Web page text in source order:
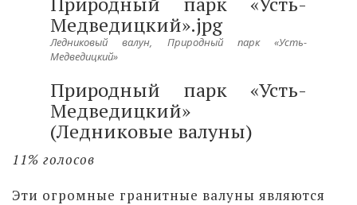
Ледниковый валун, Природный парк «Усть-
Медведицкий»
Природный парк «Усть-
Медведицкий»
(Ледниковые валуны)
11% голосов
Эти огромные гранитные валуны являются